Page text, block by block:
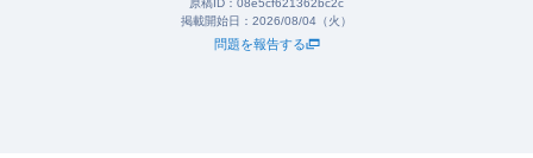
原稿ID： 08e5cf621362bc2c
掲載開始日： 2026/08/04（火）
問題を報告する